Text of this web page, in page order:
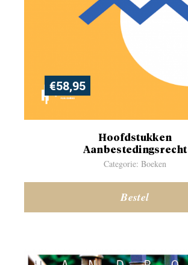
€58,95
Hoofdstukken
Aanbestedingsrecht
Categorie: Boeken
Bestel